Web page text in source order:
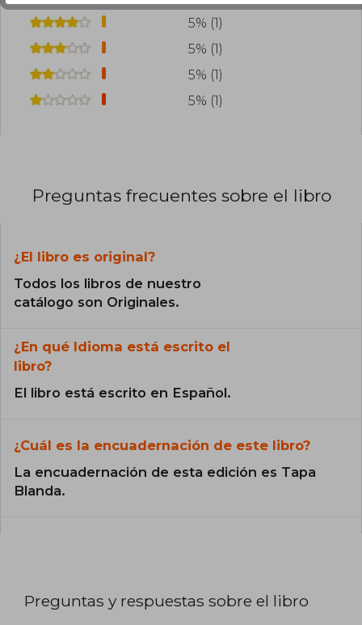
5% (1)
5% (1)
5% (1)
5% (1)
Preguntas frecuentes sobre el libro
¿El libro es original?
Todos los libros de nuestro
catálogo son Originales.
¿En qué Idioma está escrito el
libro?
El libro está escrito en Español.
¿Cuál es la encuadernación de este libro?
La encuadernación de esta edición es Tapa
Blanda.
Preguntas y respuestas sobre el libro